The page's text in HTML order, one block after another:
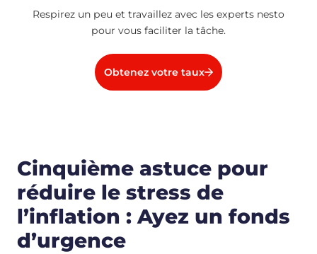
Respirez un peu et travaillez avec les experts nesto
pour vous faciliter la tâche.
Obtenez votre taux
Cinquième astuce pour
réduire le stress de
l’inflation : Ayez un fonds
d’urgence